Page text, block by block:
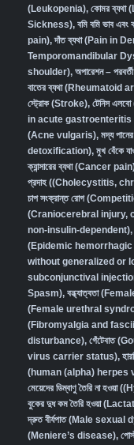
(Leukopenia), কোমর
Sickness), বমি বমি ভাব
pain),দাঁত ব্যথা (Pain in
Temporomandibular
shoulder), অপারেশন –
বাতের ব্যথা (Rheumatoid
স্ট্রোক (Stroke), টেনিস
in acute
(Acne vulgaris), মদ্য
detoxification), মুখ বেঁকে
ক্যান্সারের ব্যথা (Cancer
প্রদাহ ((Cholecystitis,
চাপ সংক্রান্ত রোগ
(Craniocerebral injury,
non-insulin-dependent),
(Epidemic
without generalized or
subconjunctival
Spasm), বন্ধ্যাত্বতা
(Female urethral
(Fibromyalgia and
disturbance), গেঁটেবাত
virus carrier status),
(human (alpha) herpes
মেয়েদের ডিম্বাণু তৈরি না
বুকের দুধ কম তৈরি হওয়া
দ্রুত বীর্যপাত (Male
(Meniere’s disease),